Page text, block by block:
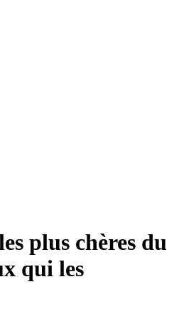
plus chères du
qui les